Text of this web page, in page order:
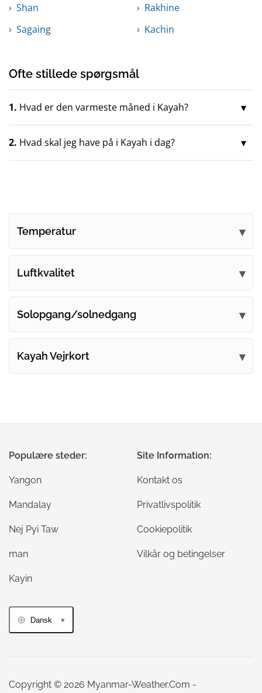
Shan
Rakhine
Sagaing
Kachin
Ofte stillede spørgsmål
1. Hvad er den varmeste måned i Kayah?
2. Hvad skal jeg have på i Kayah i dag?
Temperatur
Luftkvalitet
Solopgang/solnedgang
Kayah Vejrkort
Populære steder:
Yangon
Mandalay
Nej Pyi Taw
man
Kayin
Site Information:
Kontakt os
Privatlivspolitik
Cookiepolitik
Vilkår og betingelser
Dansk
Copyright © 2026 Myanmar-Weather.Com -